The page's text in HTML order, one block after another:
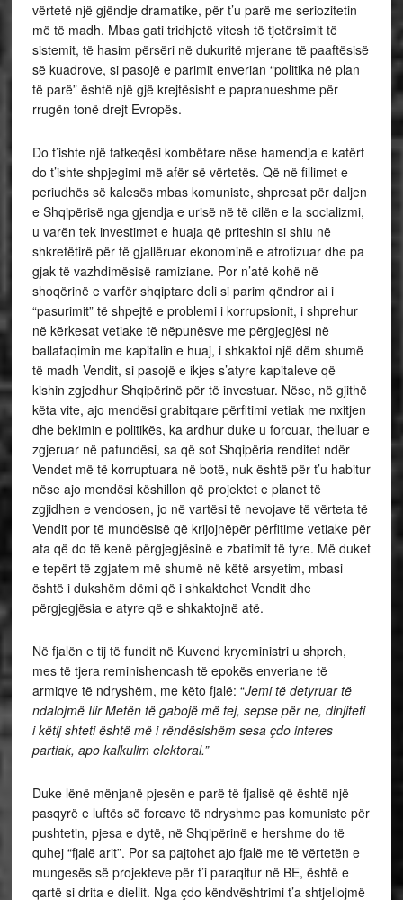
vërtetë një gjëndje dramatike, për t’u parë me seriozitetin
më të madh. Mbas gati tridhjetë vitesh të tjetërsimit të
sistemit, të hasim përsëri në dukuritë mjerane të paaftësisë
së kuadrove, si pasojë e parimit enverian “politika në plan
të parë” është një gjë krejtësisht e papranueshme për
rrugën tonë drejt Evropës.
Do t’ishte një fatkeqësi kombëtare nëse hamendja e katërt
do t’ishte shpjegimi më afër së vërtetës. Që në fillimet e
periudhës së kalesës mbas komuniste, shpresat për daljen
e Shqipërisë nga gjendja e urisë në të cilën e la socializmi,
u varën tek investimet e huaja që priteshin si shiu në
shkretëtirë për të gjallëruar ekonominë e atrofizuar dhe pa
gjak të vazhdimësisë ramiziane. Por n’atë kohë në
shoqërinë e varfër shqiptare doli si parim qëndror ai i
“pasurimit” të shpejtë e problemi i korrupsionit, i shprehur
në kërkesat vetiake të nëpunësve me përgjegjësi në
ballafaqimin me kapitalin e huaj, i shkaktoi një dëm shumë
të madh Vendit, si pasojë e ikjes s’atyre kapitaleve që
kishin zgjedhur Shqipërinë për të investuar. Nëse, në gjithë
këta vite, ajo mendësi grabitqare përfitimi vetiak me nxitjen
dhe bekimin e politikës, ka ardhur duke u forcuar, thelluar e
zgjeruar në pafundësi, sa që sot Shqipëria renditet ndër
Vendet më të korruptuara në botë, nuk është për t’u habitur
nëse ajo mendësi këshillon që projektet e planet të
zgjidhen e vendosen, jo në vartësi të nevojave të vërteta të
Vendit por të mundësisë që krijojnëpër përfitime vetiake për
ata që do të kenë përgjegjësinë e zbatimit të tyre. Më duket
e tepërt të zgjatem më shumë në këtë arsyetim, mbasi
është i dukshëm dëmi që i shkaktohet Vendit dhe
përgjegjësia e atyre që e shkaktojnë atë.
Në fjalën e tij të fundit në Kuvend kryeministri u shpreh,
mes të tjera reminishencash të epokës enveriane të
armiqve të ndryshëm, me këto fjalë: “Jemi të detyruar të
ndalojmë Ilir Metën të gabojë më tej, sepse për ne, dinjiteti
i këtij shteti është më i rëndësishëm sesa çdo interes
partiak, apo kalkulim elektoral.”
Duke lënë mënjanë pjesën e parë të fjalisë që është një
pasqyrë e luftës së forcave të ndryshme pas komuniste për
pushtetin, pjesa e dytë, në Shqipërinë e hershme do të
quhej “fjalë arit”. Por sa pajtohet ajo fjalë me të vërtetën e
mungesës së projekteve për t’i paraqitur në BE, është e
qartë si drita e diellit. Nga çdo këndvështrimi t’a shtjellojmë